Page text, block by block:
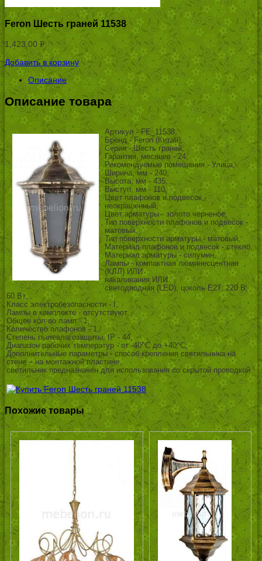
Feron Шесть граней 11538
1,423.00 Р
УБ.
Добавить в корзину
Описание
Описание товара
Артикул - FE_11538,
Бренд - Feron (Китай),
Серия - Шесть граней,
Гарантия, месяцев - 24,
Рекомендуемые помещения - Улица,
Ширина, мм - 240,
Высота, мм - 435,
Выступ, мм - 110,
Цвет плафонов и подвесок -
неокрашенный,
Цвет арматуры - золото черненое,
Тип поверхности плафонов и подвесок -
матовый,
Тип поверхности арматуры - матовый,
Материал плафонов и подвесок - стекло,
Материал арматуры - силумин,
Лампы - компактная люминесцентная
(КЛЛ) ИЛИ
накаливания ИЛИ
светодиодная (LED), цоколь E27; 220 В;
60 Вт, ,
Класс электробезопасности - I,
Лампы в комплекте - отсутствуют,
Общее кол-во ламп - 1,
Количество плафонов - 1,
Степень пылевлагозащиты, IP - 44,
Диапазон рабочих температур - от -40^C до +40^C,
Дополнительные параметры - способ крепления светильника на
стене – на монтажной пластине,
светильник предназначен для использования со скрытой проводкой
Похожие товары